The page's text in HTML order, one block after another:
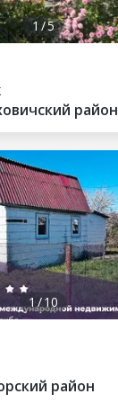
1 /5
район
1 /10
район